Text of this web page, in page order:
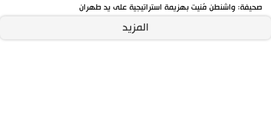
صحيفة: واشنطن مُنيت بهزيمة استراتيجية على يد طهران
المزيد